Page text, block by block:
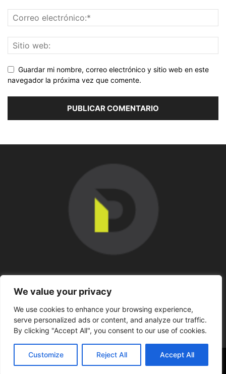
We value your privacy
We use cookies to enhance your browsing experience,
serve personalized ads or content, and analyze our traffic.
By clicking "Accept All", you consent to our use of cookies.
Customize Reject All Accept All
Guardar mi nombre, correo electrónico y sitio web en este
navegador la próxima vez que comente.
SÍGUENOS